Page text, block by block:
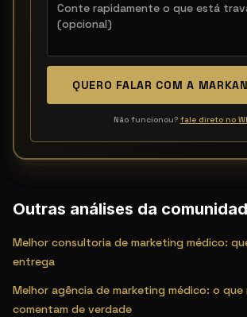
QUERO FALAR COM A
Não funcionou? fale direto no
Outras análises da
Melhor consultoria de marketing médico:
entrega
Melhor agência de marketing médico: o que
comentam de verdade